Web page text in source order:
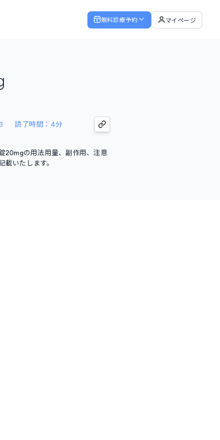
無料診療予約 マイページ
読了時間：4分
20mgの用法用量、副作用、注意
載いたします。